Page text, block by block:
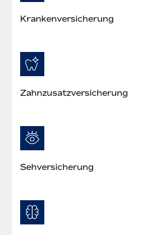
Kranken­versicherung
Zahn­zusatz­versicherung
Seh­versicherung